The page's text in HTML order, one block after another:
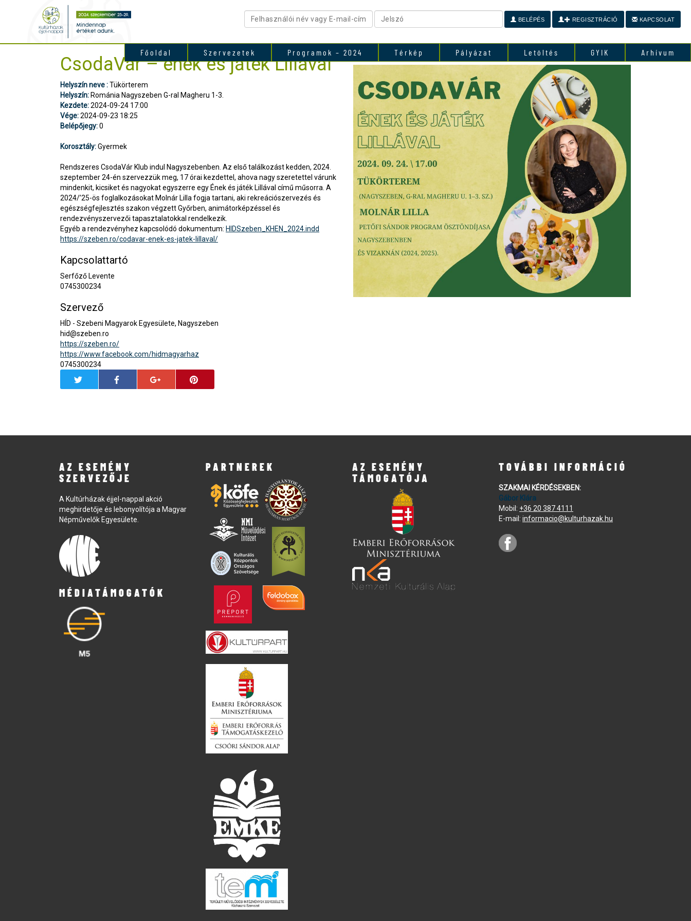
Főoldal Szervezetek Programok – 2024 Térkép Pályázat Letöltés GYIK Arhívum
BELÉPÉS REGISZTRÁCIÓ KAPCSOLAT
CsodaVár – ének és játék Lillával
Helyszín neve :Tükörterem
Helyszín: Románia Nagyszeben G-ral Magheru 1-3.
Kezdete:2024-09-24 17:00
Vége:2024-09-23 18:25
Belépőjegy:0
Korosztály:Gyermek
Rendszeres CsodaVár Klub indul Nagyszebenben. Az első találkozást kedden, 2024.
szeptember 24-én szervezzük meg, 17 órai kezdettel, ahova nagy szeretettel várunk
mindenkit, kicsiket és nagyokat egyszerre egy Ének és játék Lillával című műsorra. A
2024/’25-ös foglalkozásokat Molnár Lilla fogja tartani, aki rekreációszervezés és
egészségfejlesztés szakon végzett Győrben, animátorképzéssel és
rendezvényszervezői tapasztalatokkal rendelkezik.
Egyéb a rendezvényhez kapcsolódó dokumentum: HIDSzeben_KHEN_2024.indd
https://szeben.ro/codavar-enek-es-jatek-lillaval/
Kapcsolattartó
Serfőző Levente
0745300234
Szervező
HÍD - Szebeni Magyarok Egyesülete, Nagyszeben
hid@szeben.ro
https://szeben.ro/
https://www.facebook.com/hidmagyarhaz
0745300234
AZ ESEMÉNY
SZERVEZŐJE
A Kultúrházak éjjel-nappal akció
meghirdetője és lebonyolítója a Magyar
Népművelők Egyesülete.
MÉDIATÁMOGATÓK
PARTNEREK
AZ ESEMÉNY
TÁMOGATÓJA
TOVÁBBI INFORMÁCIÓ
SZAKMAI KÉRDÉSEKBEN:
Gábor Klára
Mobil: +36 20 387 4111
E-mail: informacio@kulturhazak.hu